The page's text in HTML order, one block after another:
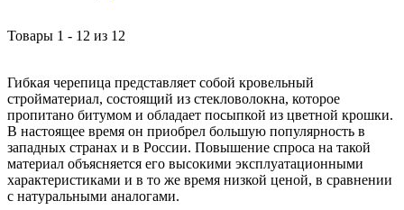
Товары 1 - 12 из 12
Гибкая черепица представляет собой кровельный
стройматериал, состоящий из стекловолокна, которое
пропитано битумом и обладает посыпкой из цветной крошки.
В настоящее время он приобрел большую популярность в
западных странах и в России. Повышение спроса на такой
материал объясняется его высокими эксплуатационными
характеристиками и в то же время низкой ценой, в сравнении
с натуральными аналогами.